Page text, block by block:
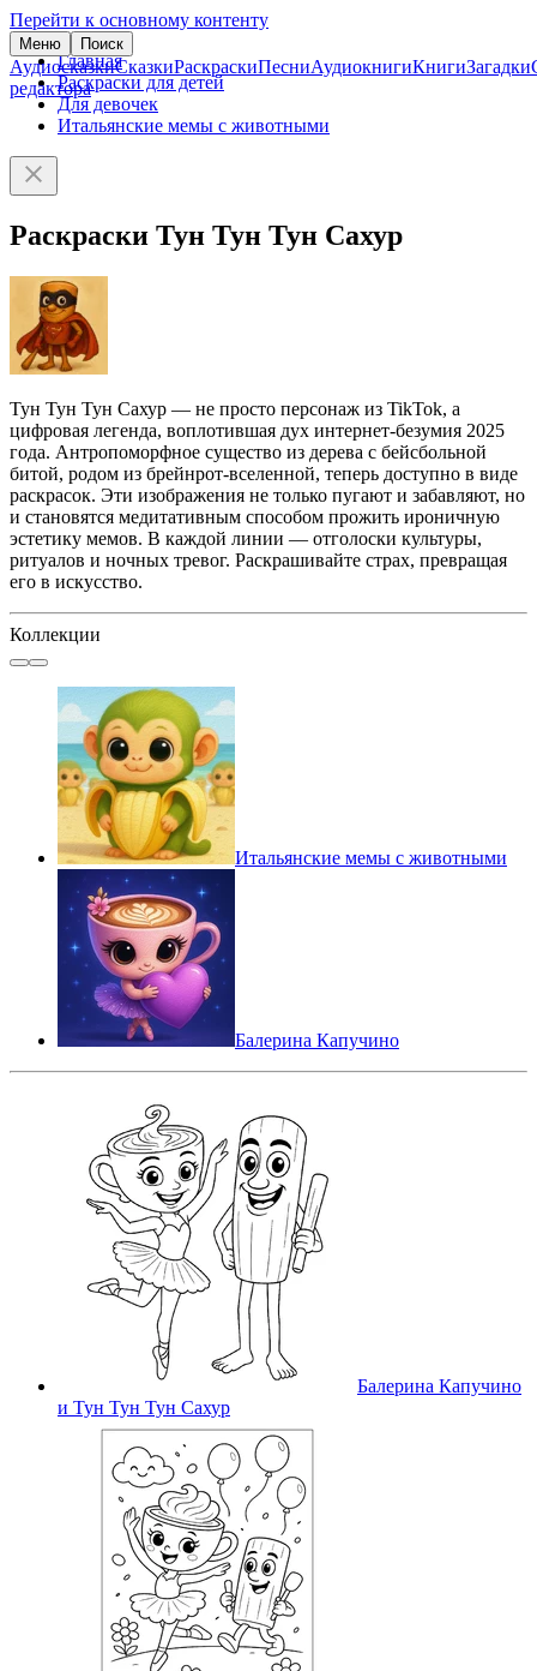
Перейти к основному контенту
Меню Поиск
АудиосказкиСказкиРаскраскиПесниАудиокнигиКнигиЗагадки
редактора
Главная
Раскраски для детей
Для девочек
Итальянские мемы с животными
Раскраски Тун Тун Тун Сахур
Тун Тун Тун Сахур — не просто персонаж из TikTok, а
цифровая легенда, воплотившая дух интернет-безумия 2025
года. Антропоморфное существо из дерева с бейсбольной
битой, родом из брейнрот-вселенной, теперь доступно в виде
раскрасок. Эти изображения не только пугают и забавляют, но
и становятся медитативным способом прожить ироничную
эстетику мемов. В каждой линии — отголоски культуры,
ритуалов и ночных тревог. Раскрашивайте страх, превращая
его в искусство.
Коллекции
Итальянские мемы с животными
Балерина Капучино
Балерина Капучино
и Тун Тун Тун Сахур